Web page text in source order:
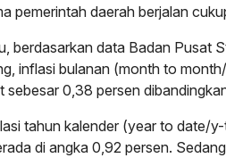
pemerintah daerah berjalan
berdasarkan data Badan Pusat
inflasi bulanan (month to
sebesar 0,38 persen
tahun kalender (year to date/
di angka 0,92 persen.